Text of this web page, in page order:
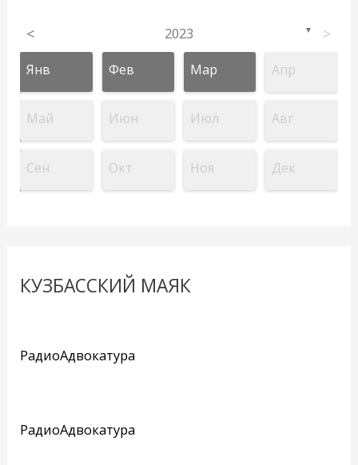
< 2023 ▼ >
Янв Фев Мар Апр
Май Июн Июл Авг
Сен Окт Ноя Дек
КУЗБАССКИЙ МАЯК
РадиоАдвокатура
РадиоАдвокатура